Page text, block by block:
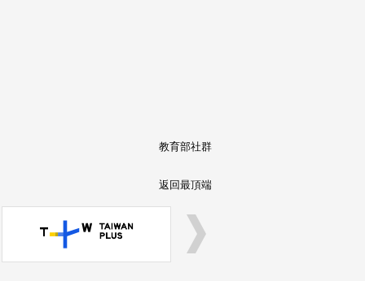
教育部社群
返回最頂端